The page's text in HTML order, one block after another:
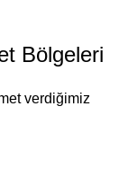
Bölgeleri
verdiğimiz